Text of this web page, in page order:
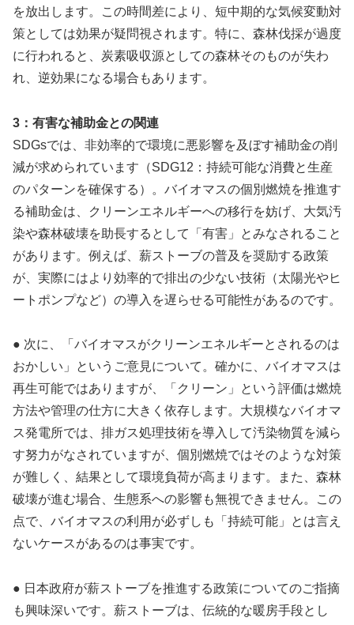
を放出します。この時間差により、短中期的な気候変動対
策としては効果が疑問視されます。特に、森林伐採が過度
に行われると、炭素吸収源としての森林そのものが失わ
れ、逆効果になる場合もあります。
3：有害な補助金との関連
SDGsでは、非効率的で環境に悪影響を及ぼす補助金の削
減が求められています（SDG12：持続可能な消費と生産
のパターンを確保する）。バイオマスの個別燃焼を推進す
る補助金は、クリーンエネルギーへの移行を妨げ、大気汚
染や森林破壊を助長するとして「有害」とみなされること
があります。例えば、薪ストーブの普及を奨励する政策
が、実際にはより効率的で排出の少ない技術（太陽光やヒ
ートポンプなど）の導入を遅らせる可能性があるのです。
● 次に、「バイオマスがクリーンエネルギーとされるのは
おかしい」というご意見について。確かに、バイオマスは
再生可能ではありますが、「クリーン」という評価は燃焼
方法や管理の仕方に大きく依存します。大規模なバイオマ
ス発電所では、排ガス処理技術を導入して汚染物質を減ら
す努力がなされていますが、個別燃焼ではそのような対策
が難しく、結果として環境負荷が高まります。また、森林
破壊が進む場合、生態系への影響も無視できません。この
点で、バイオマスの利用が必ずしも「持続可能」とは言え
ないケースがあるのは事実です。
● 日本政府が薪ストーブを推進する政策についてのご指摘
も興味深いです。薪ストーブは、伝統的な暖房手段とし